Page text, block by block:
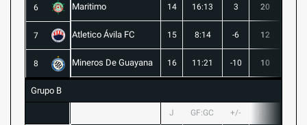
6 Maritimo 14 16:13 3 20
7 Atletico Ávila FC 15 8:14 -6 12
8 Mineros De Guayana 16 11:21 -10 10
Grupo B
J GF:GC +/-